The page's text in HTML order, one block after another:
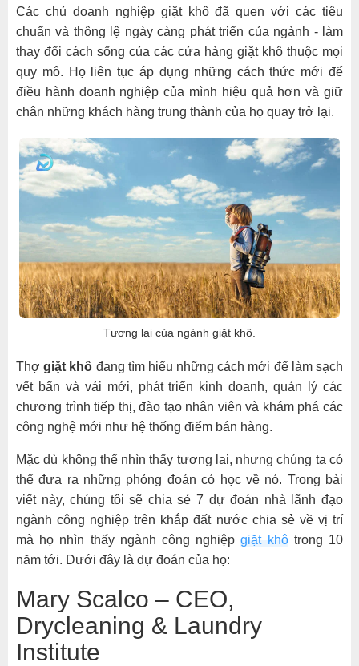
Các chủ doanh nghiệp giặt khô đã quen với các tiêu
chuẩn và thông lệ ngày càng phát triển của ngành - làm
thay đổi cách sống của các cửa hàng giặt khô thuộc mọi
quy mô. Họ liên tục áp dụng những cách thức mới để
điều hành doanh nghiệp của mình hiệu quả hơn và giữ
chân những khách hàng trung thành của họ quay trở lại.
Tương lai của ngành giặt khô.
Thợgiặt khô đang tìm hiểu những cách mới để làm sạch
vết bẩn và vải mới, phát triển kinh doanh, quản lý các
chương trình tiếp thị, đào tạo nhân viên và khám phá các
công nghệ mới như hệ thống điểm bán hàng.
Mặc dù không thể nhìn thấy tương lai, nhưng chúng ta có
thể đưa ra những phỏng đoán có học về nó. Trong bài
viết này, chúng tôi sẽ chia sẻ 7 dự đoán nhà lãnh đạo
ngành công nghiệp trên khắp đất nước chia sẻ về vị trí
mà họ nhìn thấy ngành công nghiệpgiặt khôtrong 10
năm tới. Dưới đây là dự đoán của họ:
Mary Scalco – CEO,
Drycleaning & Laundry
Institute